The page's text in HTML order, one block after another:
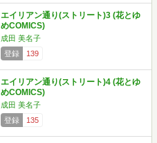
エイリアン通り(ストリート)3 (花とゆ
めCOMICS)
成田 美名子
登録
139
エイリアン通り(ストリート)4 (花とゆ
めCOMICS)
成田 美名子
登録
135